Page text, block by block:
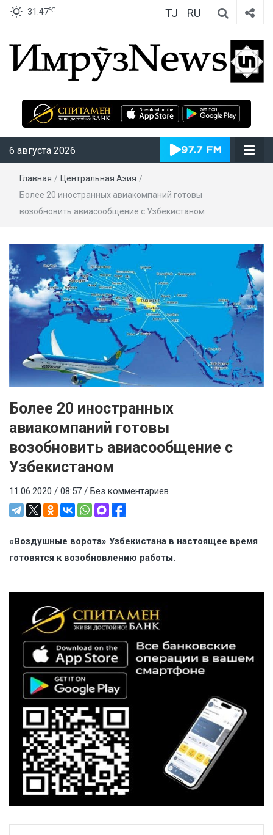
31.47℃ TJ RU
ИмрӯзNews
6 августа 2026
Главная / Центральная Азия /
Более 20 иностранных авиакомпаний готовы
возобновить авиасообщение с Узбекистаном
Более 20 иностранных
авиакомпаний готовы
возобновить авиасообщение с
Узбекистаном
11.06.2020 / 08:57 / Без комментариев
«Воздушные ворота» Узбекистана в настоящее время
готовятся к возобновлению работы.